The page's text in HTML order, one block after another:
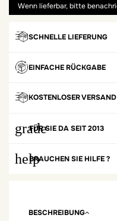
SCHNELLE LIEFERUNG
EINFACHE RÜCKGABE
KOSTENLOSER VERSAND
grade
FÜR SIE DA SEIT 2013
helpBRAUCHEN SIE HILFE ?
BESCHREIBUNG